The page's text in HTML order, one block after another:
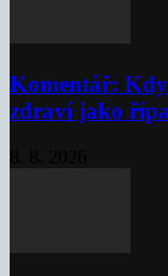
Komentář:
zdraví jako řípa